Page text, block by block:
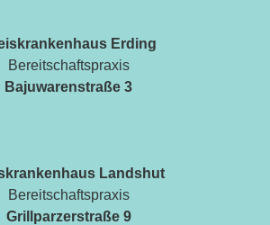
Erding
Bereitschaftspraxis
Bajuwarenstraße 3
Landshut
Bereitschaftspraxis
Grillparzerstraße 9